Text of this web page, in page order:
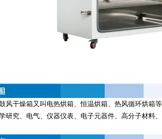
风干燥箱又叫电热烘箱、恒温烘箱、热风循环烘箱
研究、电气、仪器仪表、电子元器件、高分子材料